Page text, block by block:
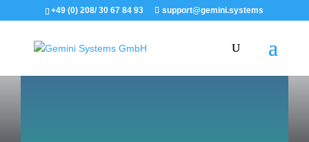
+49 (0) 208/ 30 67 84 93 support@gemini.systems